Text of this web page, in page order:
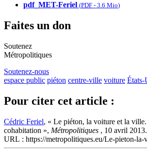
pdf_MET-Feriel (PDF - 3.6 Mio)
Faites un don
Soutenez
Métropolitiques
Soutenez-nous
espace public piéton centre-ville voiture États-
Pour citer cet article :
Cédric Feriel, « Le piéton, la voiture et la
cohabitation », Métropolitiques , 10 avril 2013.
URL : https://metropolitiques.eu/Le-pieton-